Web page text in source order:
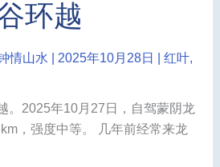
环越
情山水 2025年10月28日 红叶,
。2025年10月27日，自驾蒙阴龙
，强度中等。 几年前经常来龙